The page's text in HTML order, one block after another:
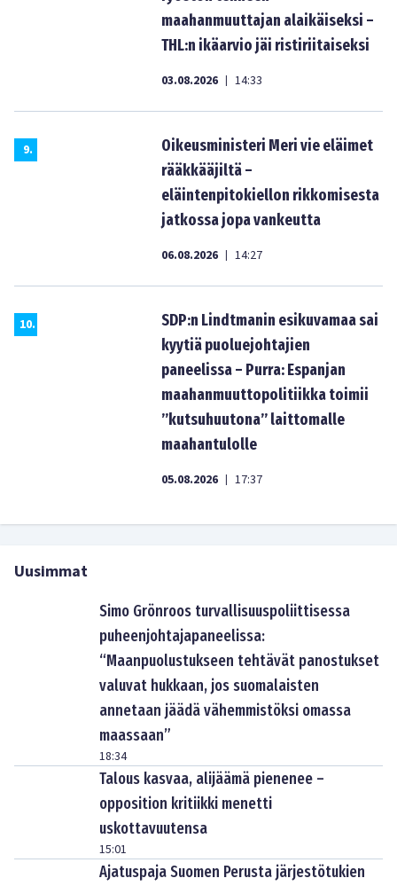
maahanmuuttajan alaikäiseksi –
THL:n ikäarvio jäi ristiriitaiseksi
03.08.2026 | 14:33
9.
Oikeusministeri Meri vie eläimet
rääkkääjiltä –
eläintenpitokiellon rikkomisesta
jatkossa jopa vankeutta
06.08.2026 | 14:27
10.
SDP:n Lindtmanin esikuvamaa sai
kyytiä puoluejohtajien
paneelissa – Purra: Espanjan
maahanmuuttopolitiikka toimii
”kutsuhuutona” laittomalle
maahantulolle
05.08.2026 | 17:37
Uusimmat
Simo Grönroos turvallisuuspoliittisessa
puheenjohtajapaneelissa:
“Maanpuolustukseen tehtävät panostukset
valuvat hukkaan, jos suomalaisten
annetaan jäädä vähemmistöksi omassa
maassaan”
18:34
Talous kasvaa, alijäämä pienenee –
opposition kritiikki menetti
uskottavuutensa
15:01
Ajatuspaja Suomen Perusta järjestötukien